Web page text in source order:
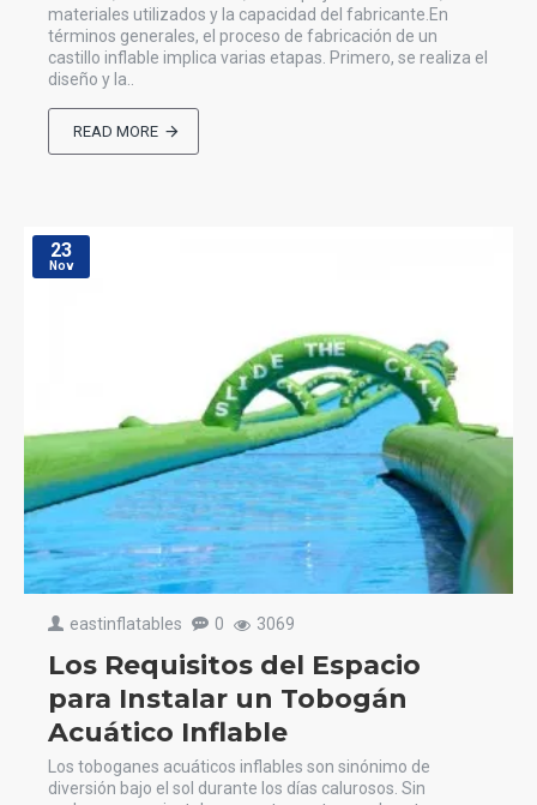
materiales utilizados y la capacidad del fabricante.En
términos generales, el proceso de fabricación de un
castillo inflable implica varias etapas. Primero, se realiza el
diseño y la..
READ MORE
23
Nov
eastinflatables 0 3069
Los Requisitos del Espacio
para Instalar un Tobogán
Acuático Inflable
Los toboganes acuáticos inflables son sinónimo de
diversión bajo el sol durante los días calurosos. Sin